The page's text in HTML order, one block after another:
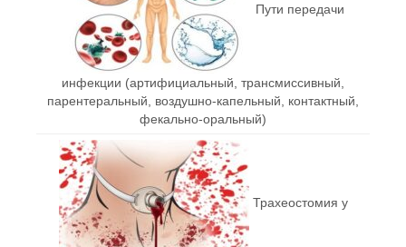
Пути передачи
инфекции (артифициальный, трансмиссивный,
парентеральный, воздушно-капельный, контактный,
фекально-оральный)
Трахеостомия у